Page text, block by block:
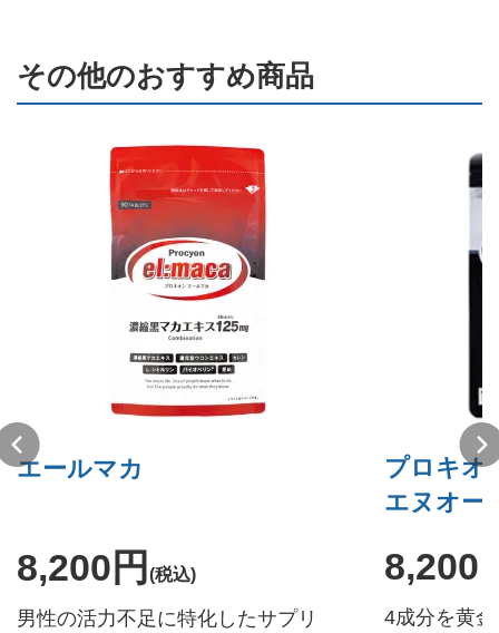
その他のおすすめ商品
エールマカ
8,200円 (税込)
男性の活力不足に特化したサプリ
プロキオ
エヌオー
8,200
4成分を黄